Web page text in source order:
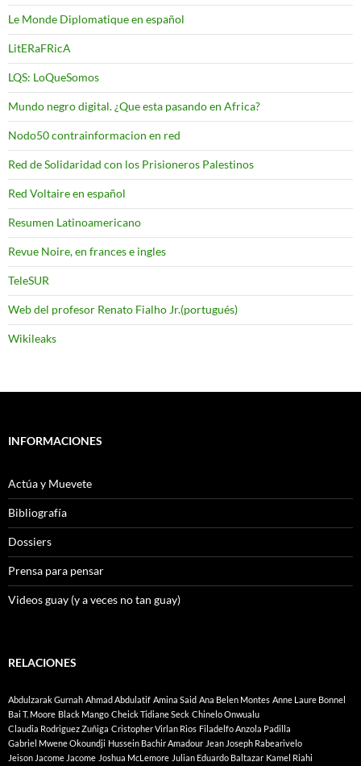
Le Monde Diplomatique en español
LitERaFRicA
LQS: LoQueSomos
Mundo negro digital. ¿Que esta pasando en Africa?
Nodo50 contrainformacion en red
Red de Solidaridad con los Prisioneros Palestinos
Red Voltaire en español
Resumen Latinoamericano
Revue Noire, en frances e ingles
TeleSUR
Web del profesor Renato Fialho Jr.(portugués)
Wikileaks
INFORMACIONES
Actúa y Muevete
Bibliografía
Dossiers
Prensa para pensar
Videos guay (y a veces no tan guay)
RELACIONES
Abdulzarak Gurnah Ahmad Abdulatif Amina Said Ana Belen Montes Anne Laure Bonnel
Bai T. Moore Black Mango Cheick Tidiane Seck Chinelo Onwualu
Claudia Rodriguez Zuñiga Cristopher Virlan Rios Filadelfo Anzola Padilla
Gabriel Mwene Okoundji Hussein Bachir Amadour Jean Joseph Rabearivelo
Jeison Jacome Jacome Joshua McLemore Julian Eduardo Baltazar Kamel Riahi